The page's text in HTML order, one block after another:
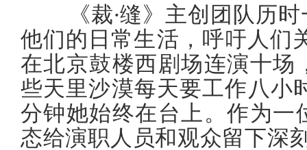
《裁·缝》主创团队历时
他们的日常生活，呼吁人们
在北京鼓楼西剧场连演十
些天里沙漠每天要工作八小
分钟她始终在台上。作为
态给演职人员和观众留下深